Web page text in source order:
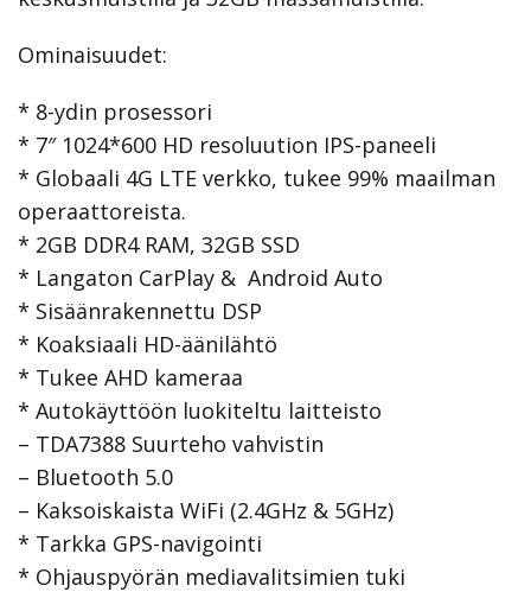
Ominaisuudet:
* 8-ydin prosessori
* 7″ 1024*600 HD resoluution IPS-paneeli
* Globaali 4G LTE verkko, tukee 99% maailman
operaattoreista.
* 2GB DDR4 RAM, 32GB SSD
* Langaton CarPlay & Android Auto
* Sisäänrakennettu DSP
* Koaksiaali HD-äänilähtö
* Tukee AHD kameraa
* Autokäyttöön luokiteltu laitteisto
– TDA7388 Suurteho vahvistin
– Bluetooth 5.0
– Kaksoiskaista WiFi (2.4GHz & 5GHz)
* Tarkka GPS-navigointi
* Ohjauspyörän mediavalitsimien tuki